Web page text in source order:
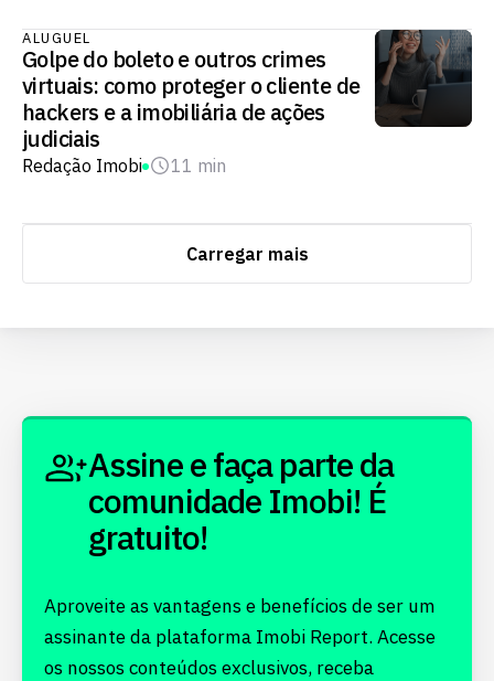
ALUGUEL
Golpe do boleto e outros crimes
virtuais: como proteger o cliente de
hackers e a imobiliária de ações
judiciais
Redação Imobi 11 min
Carregar mais
Assine e faça parte da
comunidade Imobi! É
gratuito!
Aproveite as vantagens e benefícios de ser um
assinante da plataforma Imobi Report. Acesse
os nossos conteúdos exclusivos, receba